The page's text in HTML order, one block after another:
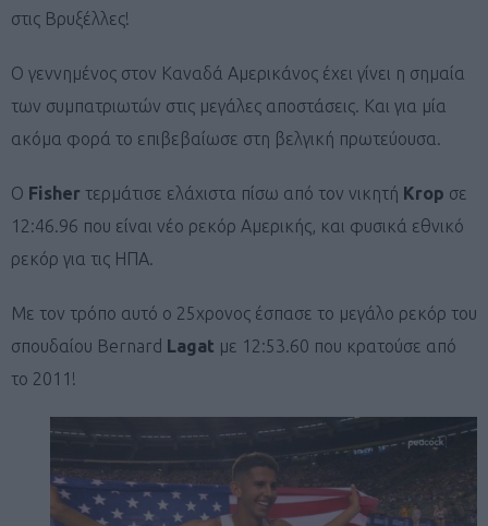
στις Βρυξέλλες!
O γεννημένος στον Καναδά Αμερικάνος έχει γίνει η σημαία
των συμπατριωτών στις μεγάλες αποστάσεις. Και για μία
ακόμα φορά το επιβεβαίωσε στη βελγική πρωτεύουσα.
Ο Fisher τερμάτισε ελάχιστα πίσω από τον νικητή Κrop σε
12:46.96 που είναι νέο ρεκόρ Αμερικής, και φυσικά εθνικό
ρεκόρ για τις ΗΠΑ.
Με τον τρόπο αυτό ο 25χρονος έσπασε το μεγάλο ρεκόρ του
σπουδαίου Bernard Lagat με 12:53.60 που κρατούσε από
το 2011!